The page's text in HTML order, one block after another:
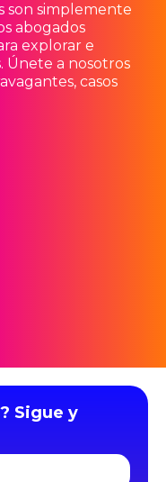
son simplemente
abogados
explorar e
Únete a nosotros
casos
Sigue y